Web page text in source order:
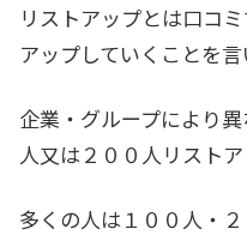
リストアップとは口コ
アップしていくことを言
企業・グループにより
人又は２００人リスト
多くの人は１００人・